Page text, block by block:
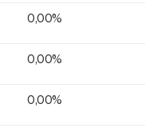
0,00%
0,00%
0,00%